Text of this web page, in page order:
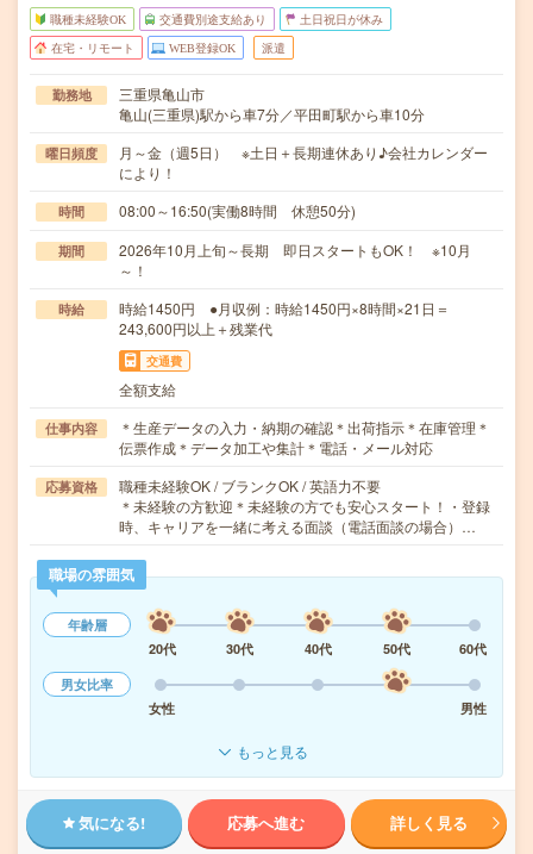
職種未経験OK 交通費別途支給あり 土日祝日が休み
在宅・リモート WEB登録OK 派遣
勤務地
三重県亀山市
亀山(三重県)駅から車7分／平田町駅から車10分
曜日頻度
月～金（週5日） ※土日＋長期連休あり♪会社カレンダー
により！
時間 08:00～16:50(実働8時間 休憩50分)
期間
2026年10月上旬～長期 即日スタートもOK！ ※10月
～！
時給
時給1450円 ●月収例：時給1450円×8時間×21日＝
243,600円以上＋残業代
交通費
全額支給
仕事内容
＊生産データの入力・納期の確認＊出荷指示＊在庫管理＊
伝票作成＊データ加工や集計＊電話・メール対応
応募資格
職種未経験OK / ブランクOK / 英語力不要
＊未経験の方歓迎＊未経験の方でも安心スタート！・登録
時、キャリアを一緒に考える面談（電話面談の場合）…
職場の雰囲気
年齢層
20代
30代 40代 50代
60代
男女比率
女性
男性
もっと見る
気になる! 応募へ進む 詳しく見る